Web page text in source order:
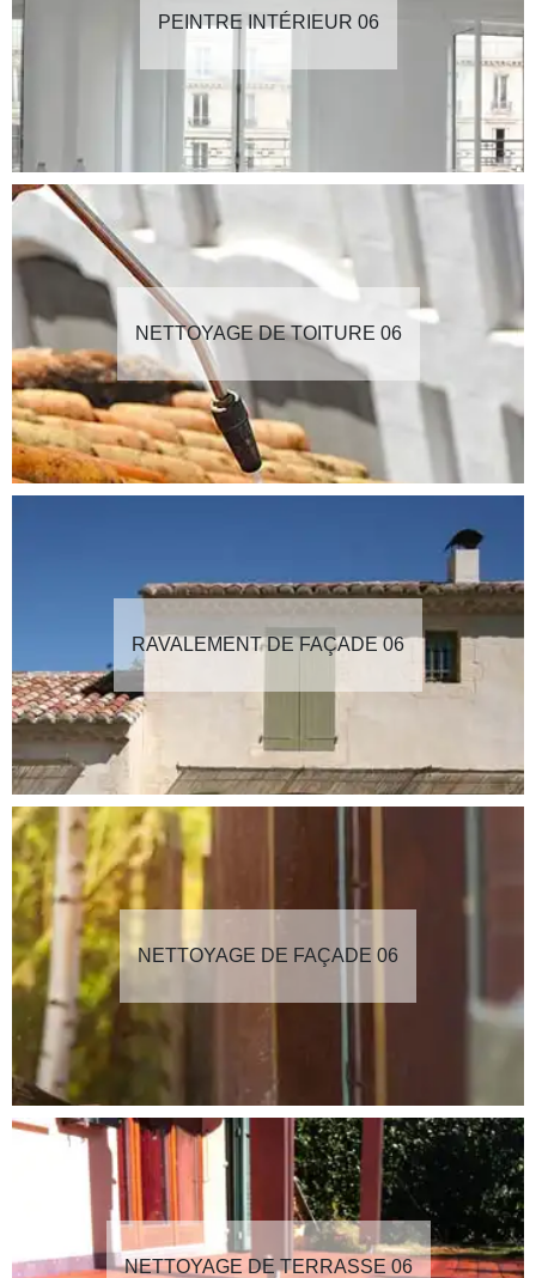
PEINTRE INTÉRIEUR 06
NETTOYAGE DE TOITURE 06
RAVALEMENT DE FAÇADE 06
NETTOYAGE DE FAÇADE 06
NETTOYAGE DE TERRASSE 06